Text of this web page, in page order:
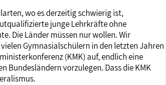
wo es derzeitig schwierig ist,
junge Lehrkräfte ohne
Die Länder müssen nur wollen. Wir
Gymnasialschülern in den letzten Jahren
(KMK) auf, endlich eine
vorzulegen. Dass die KMK